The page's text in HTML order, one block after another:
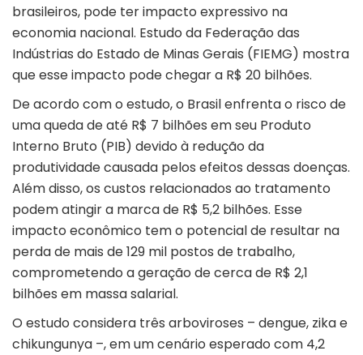
brasileiros, pode ter impacto expressivo na
economia nacional. Estudo da Federação das
Indústrias do Estado de Minas Gerais (FIEMG) mostra
que esse impacto pode chegar a R$ 20 bilhões.
De acordo com o estudo, o Brasil enfrenta o risco de
uma queda de até R$ 7 bilhões em seu Produto
Interno Bruto (PIB) devido à redução da
produtividade causada pelos efeitos dessas doenças.
Além disso, os custos relacionados ao tratamento
podem atingir a marca de R$ 5,2 bilhões. Esse
impacto econômico tem o potencial de resultar na
perda de mais de 129 mil postos de trabalho,
comprometendo a geração de cerca de R$ 2,1
bilhões em massa salarial.
O estudo considera três arboviroses – dengue, zika e
chikungunya –, em um cenário esperado com 4,2